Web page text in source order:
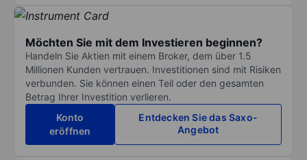
Möchten Sie mit dem Investieren beginnen?
Handeln Sie Aktien mit einem Broker, dem über 1.5
Millionen Kunden vertrauen. Investitionen sind mit Risiken
verbunden. Sie können einen Teil oder den gesamten
Betrag Ihrer Investition verlieren.
Konto
eröffnen
Entdecken Sie das Saxo-
Angebot